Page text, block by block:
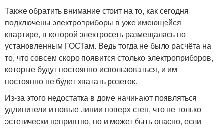
Также обратить внимание стоит на то, как сегодня
подключены электроприборы в уже имеющейся
квартире, в которой электросеть размещалась по
установленным ГОСТам. Ведь тогда не было расчёта на
то, что совсем скоро появится столько электроприборов,
которые будут постоянно использоваться, и им
постоянно не будет хватать розеток.
Из-за этого недостатка в доме начинают появляться
удлинители и новые линии поверх стен, что не только
эстетически неприятно, но и может быть опасно, если